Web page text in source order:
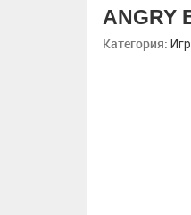
ANGRY
Категория: